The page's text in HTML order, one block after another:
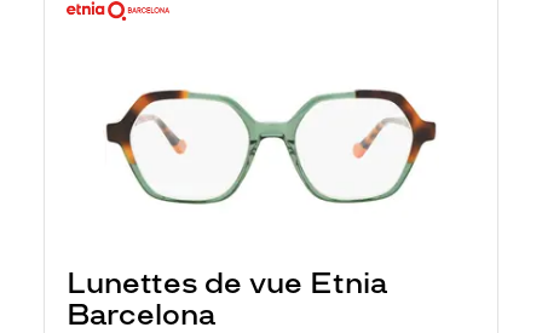
Lunettes de vue Etnia
Barcelona